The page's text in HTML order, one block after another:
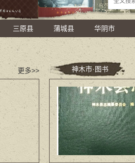
三原县 蒲城县 华阴市
更多>> 神木市·图书